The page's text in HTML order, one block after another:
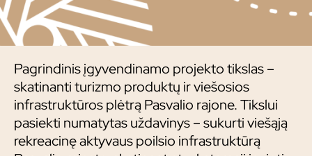
Pagrindinis įgyvendinamo projekto tikslas –
skatinanti turizmo produktų ir viešosios
infrastruktūros plėtrą Pasvalio rajone. Tikslui
pasiekti numatytas uždavinys – sukurti viešąją
rekreacinę aktyvaus poilsio infrastruktūrą